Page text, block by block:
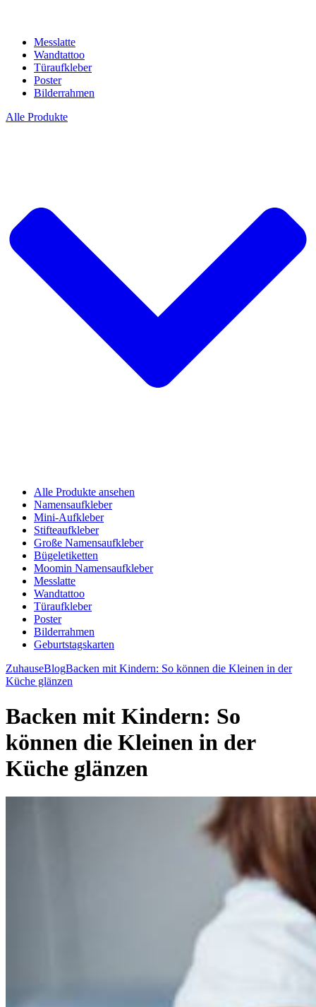
Messlatte
Wandtattoo
Türaufkleber
Poster
Bilderrahmen
Alle Produkte
Alle Produkte ansehen
Namensaufkleber
Mini-Aufkleber
Stifteaufkleber
Große Namensaufkleber
Bügeletiketten
Moomin Namensaufkleber
Messlatte
Wandtattoo
Türaufkleber
Poster
Bilderrahmen
Geburtstagskarten
ZuhauseBlogBacken mit Kindern: So können die Kleinen in der
Küche glänzen
Backen mit Kindern: So
können die Kleinen in der
Küche glänzen